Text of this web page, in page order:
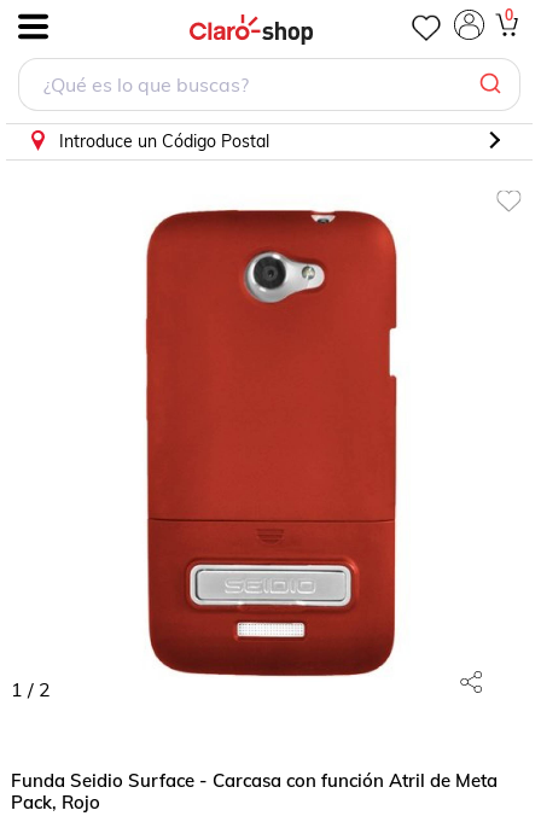
0
Introduce un Código Postal
1 / 2
Funda Seidio Surface - Carcasa con función Atril de Meta
Pack, Rojo